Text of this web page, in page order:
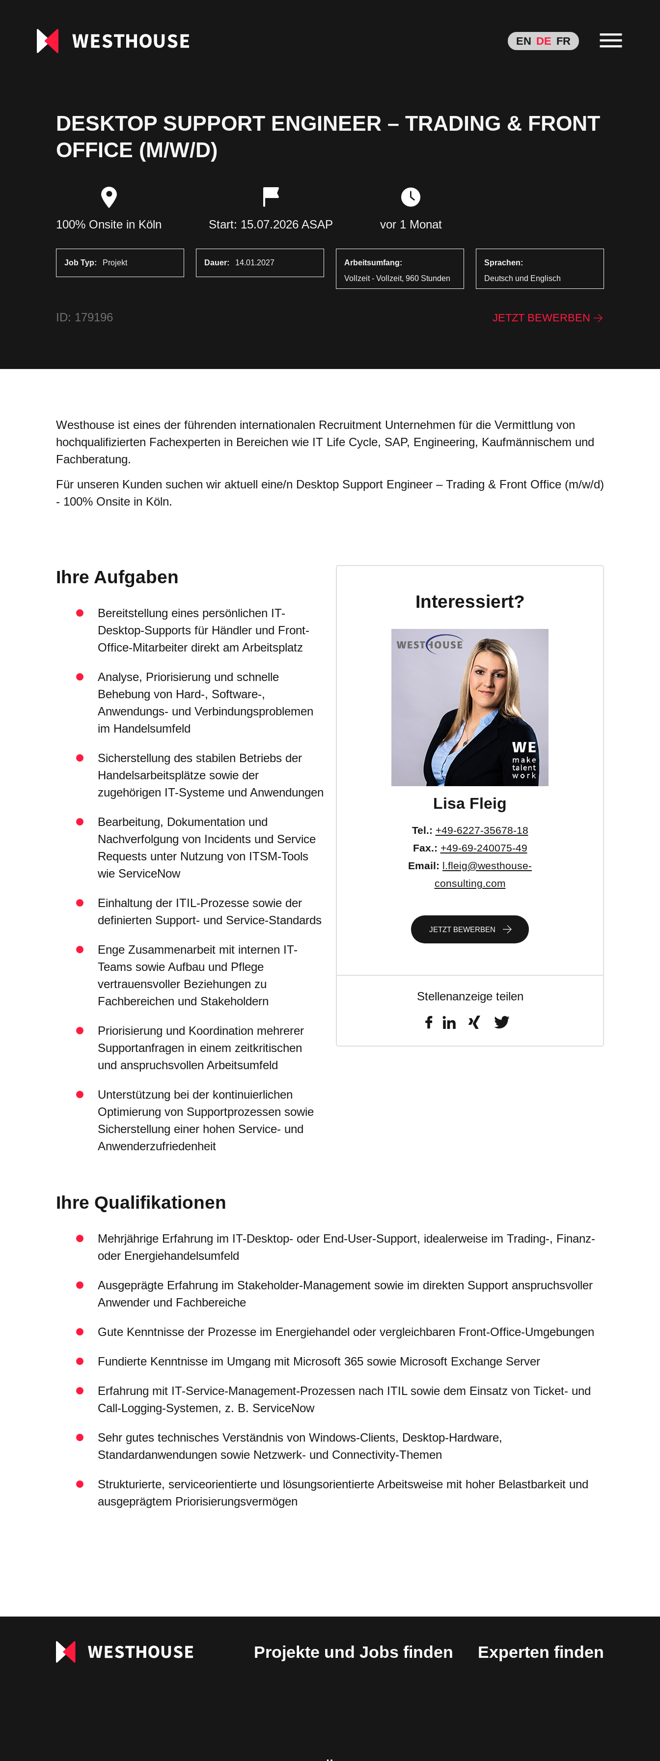
EN DE FR
DESKTOP SUPPORT ENGINEER – TRADING & FRONT
OFFICE (M/W/D)
100% Onsite in Köln Start: 15.07.2026 ASAP vor 1 Monat
Job Typ: Projekt Dauer: 14.01.2027
Arbeitsumfang:
Vollzeit - Vollzeit, 960 Stunden
Sprachen:
Deutsch und Englisch
ID: 179196 JETZT BEWERBEN
Westhouse ist eines der führenden internationalen Recruitment Unternehmen für die Vermittlung von
hochqualifizierten Fachexperten in Bereichen wie IT Life Cycle, SAP, Engineering, Kaufmännischem und
Fachberatung.
Für unseren Kunden suchen wir aktuell eine/n Desktop Support Engineer – Trading & Front Office (m/w/d)
- 100% Onsite in Köln.
Ihre Aufgaben
Bereitstellung eines persönlichen IT-
Desktop-Supports für Händler und Front-
Office-Mitarbeiter direkt am Arbeitsplatz
Analyse, Priorisierung und schnelle
Behebung von Hard-, Software-,
Anwendungs- und Verbindungsproblemen
im Handelsumfeld
Sicherstellung des stabilen Betriebs der
Handelsarbeitsplätze sowie der
zugehörigen IT-Systeme und Anwendungen
Bearbeitung, Dokumentation und
Nachverfolgung von Incidents und Service
Requests unter Nutzung von ITSM-Tools
wie ServiceNow
Einhaltung der ITIL-Prozesse sowie der
definierten Support- und Service-Standards
Enge Zusammenarbeit mit internen IT-
Teams sowie Aufbau und Pflege
vertrauensvoller Beziehungen zu
Fachbereichen und Stakeholdern
Priorisierung und Koordination mehrerer
Supportanfragen in einem zeitkritischen
und anspruchsvollen Arbeitsumfeld
Unterstützung bei der kontinuierlichen
Optimierung von Supportprozessen sowie
Sicherstellung einer hohen Service- und
Anwenderzufriedenheit
Interessiert?
Lisa Fleig
Tel.: +49-6227-35678-18
Fax.: +49-69-240075-49
Email: l.fleig@westhouse-
consulting.com
JETZT BEWERBEN
Stellenanzeige teilen
Ihre Qualifikationen
Mehrjährige Erfahrung im IT-Desktop- oder End-User-Support, idealerweise im Trading-, Finanz-
oder Energiehandelsumfeld
Ausgeprägte Erfahrung im Stakeholder-Management sowie im direkten Support anspruchsvoller
Anwender und Fachbereiche
Gute Kenntnisse der Prozesse im Energiehandel oder vergleichbaren Front-Office-Umgebungen
Fundierte Kenntnisse im Umgang mit Microsoft 365 sowie Microsoft Exchange Server
Erfahrung mit IT-Service-Management-Prozessen nach ITIL sowie dem Einsatz von Ticket- und
Call-Logging-Systemen, z. B. ServiceNow
Sehr gutes technisches Verständnis von Windows-Clients, Desktop-Hardware,
Standardanwendungen sowie Netzwerk- und Connectivity-Themen
Strukturierte, serviceorientierte und lösungsorientierte Arbeitsweise mit hoher Belastbarkeit und
ausgeprägtem Priorisierungsvermögen
Projekte und Jobs finden Experten finden